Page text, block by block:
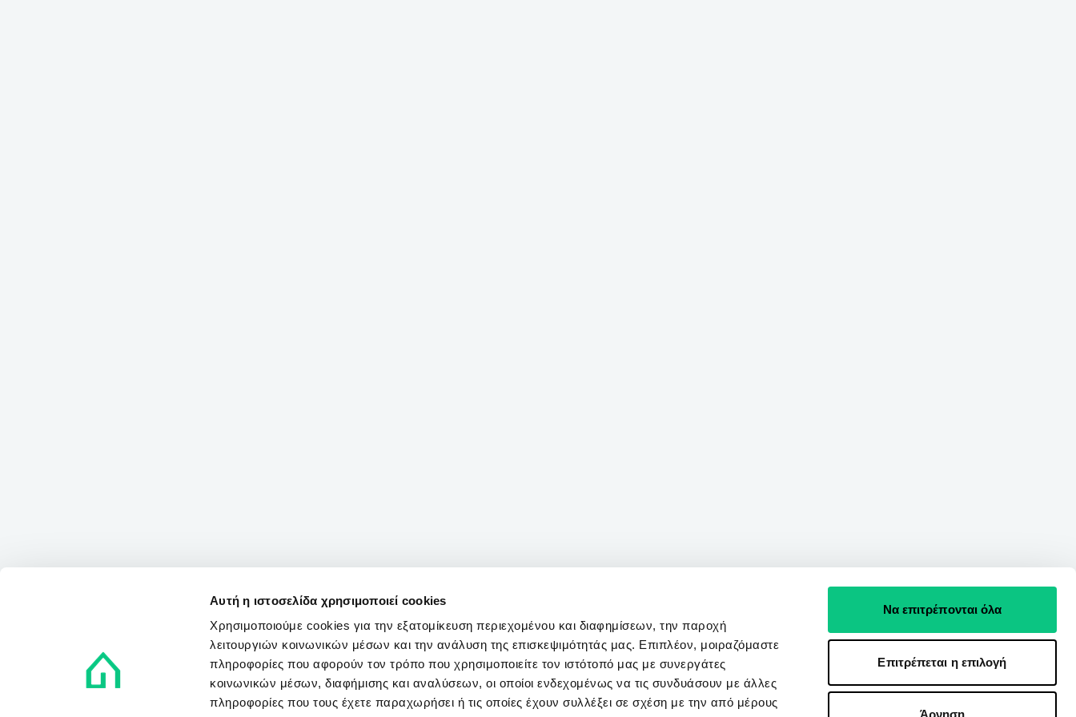
Αυτή η ιστοσελίδα χρησιμοποιεί cookies
Χρησιμοποιούμε cookies για την εξατομίκευση περιεχομένου και διαφημίσεων, την παροχή
λειτουργιών κοινωνικών μέσων και την ανάλυση της επισκεψιμότητάς μας. Επιπλέον, μοιραζόμαστε
πληροφορίες που αφορούν τον τρόπο που χρησιμοποιείτε τον ιστότοπό μας με συνεργάτες
κοινωνικών μέσων, διαφήμισης και αναλύσεων, οι οποίοι ενδεχομένως να τις συνδυάσουν με άλλες
πληροφορίες που τους έχετε παραχωρήσει ή τις οποίες έχουν συλλέξει σε σχέση με την από μέρους
Να επιτρέπονται όλα
Επιτρέπεται η επιλογή
Άρνηση